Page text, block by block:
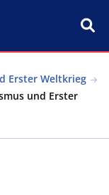
Erster Weltkrieg
und Erster